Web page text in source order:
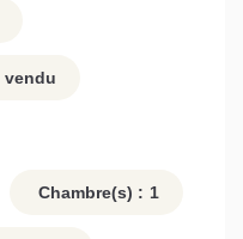
vendu
Chambre(s) : 1